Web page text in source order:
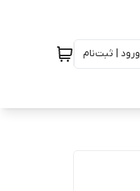
ورود | ثبت‌نام